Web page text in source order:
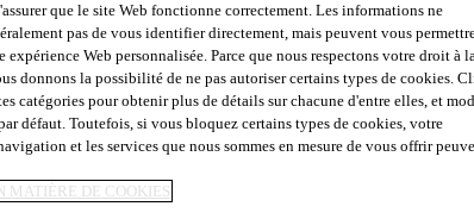
Sika Boom®-
Mousse adhésive professionnelle B2 pour
que le site Web fonctionne correctement. Les informations ne
pas de vous identifier directement, mais peuvent vous
expérience Web personnalisée. Parce que nous respectons votre droit à
donnons la possibilité de ne pas autoriser certains types de cookies.
catégories pour obtenir plus de détails sur chacune d'entre elles, et
défaut. Toutefois, si vous bloquez certains types de cookies, votre
et les services que nous sommes en mesure de vous offrir
MATIÈRE DE COOKIES